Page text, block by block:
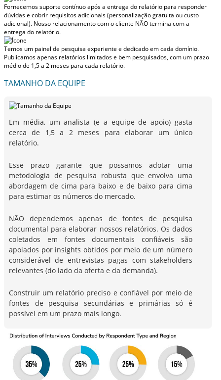
Fornecemos suporte contínuo após a entrega do relatório para responder
dúvidas e cobrir requisitos adicionais (personalização gratuita ou custo
adicional). Nosso relacionamento com o cliente NÃO termina com a
entrega do relatório.
Temos um painel de pesquisa experiente e dedicado em cada domínio.
Publicamos apenas relatórios limitados e bem pesquisados, com um prazo
médio de 1,5 a 2 meses para cada relatório.
TAMANHO DA EQUIPE
Em média, um analista (e a equipe de apoio) gasta
cerca de 1,5 a 2 meses para elaborar um único
relatório.
Esse prazo garante que possamos adotar uma
metodologia de pesquisa robusta que envolva uma
abordagem de cima para baixo e de baixo para cima
para estimar os números do mercado.
NÃO dependemos apenas de fontes de pesquisa
documental para elaborar nossos relatórios. Os dados
coletados em fontes documentais confiáveis são
apoiados por insights obtidos por meio de um número
considerável de entrevistas pagas com stakeholders
relevantes (do lado da oferta e da demanda).
Construir um relatório preciso e confiável por meio de
fontes de pesquisa secundárias e primárias só é
possível em um prazo mais longo.